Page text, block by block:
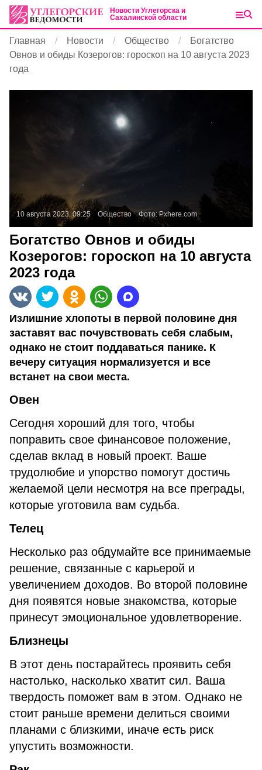
Новости Углегорска и
Сахалинской области
Главная Новости Общество
Богатство
Овнов и обиды Козерогов: гороскоп на 10 августа 2023
года
10 августа 2023, 09:25 Общество Фото:Pxhere.com
Богатство Овнов и обиды
Козерогов: гороскоп на 10 августа
2023 года
Излишние хлопоты в первой половине дня
заставят вас почувствовать себя слабым,
однако не стоит поддаваться панике. К
вечеру ситуация нормализуется и все
встанет на свои места.
Овен
Сегодня хороший для того, чтобы
поправить свое финансовое положение,
сделав вклад в новый проект. Ваше
трудолюбие и упорство помогут достичь
желаемой цели несмотря на все преграды,
которые уготовила вам судьба.
Телец
Несколько раз обдумайте все принимаемые
решение, связанные с карьерой и
увеличением доходов. Во второй половине
дня появятся новые знакомства, которые
принесут эмоциональное удовлетворение.
Близнецы
В этот день постарайтесь проявить себя
настолько, насколько хватит сил. Ваша
твердость поможет вам в этом. Однако не
стоит раньше времени делиться своими
планами с близкими, иначе есть риск
упустить возможности.